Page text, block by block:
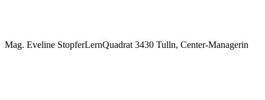
Mag. Eveline StopferLernQuadrat 3430 Tulln, Center-Managerin